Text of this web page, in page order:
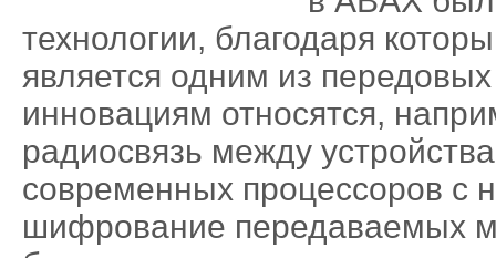
технологии, благодаря
является одним из
инновациям относятся,
радиосвязь между
современных процессоров с
шифрование передаваемых